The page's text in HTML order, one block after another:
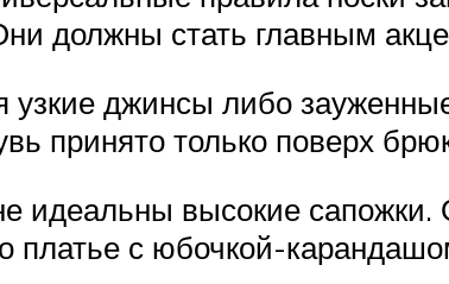
должны стать главным
узкие джинсы либо
принято только поверх
идеальны высокие сапожки.
платье с юбочкой-